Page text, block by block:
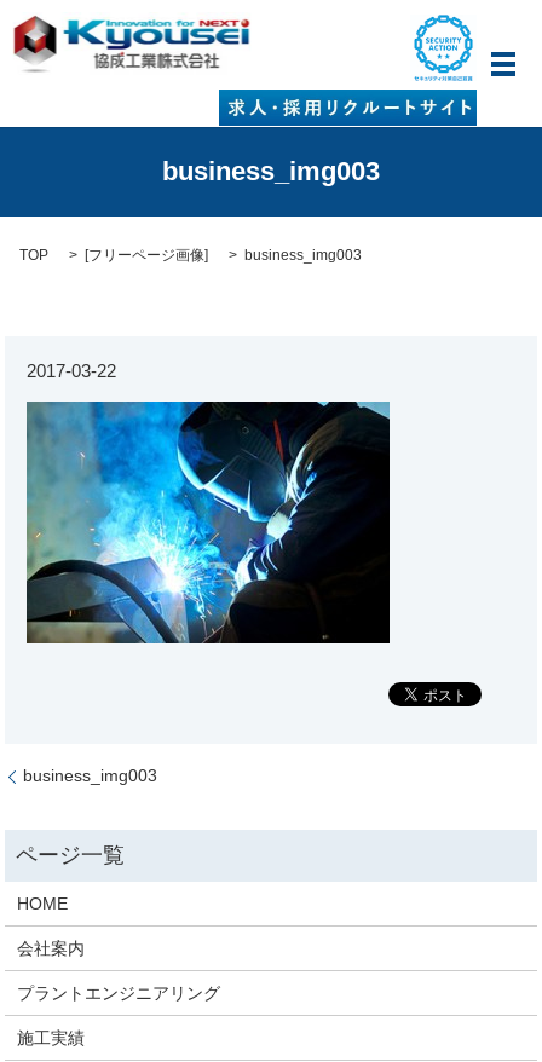
メ
business_img003
TOP [フリーページ画像] business_img003
2017-03-22
business_img003
HOME
会社案内
プラントエンジニアリング
施工実績